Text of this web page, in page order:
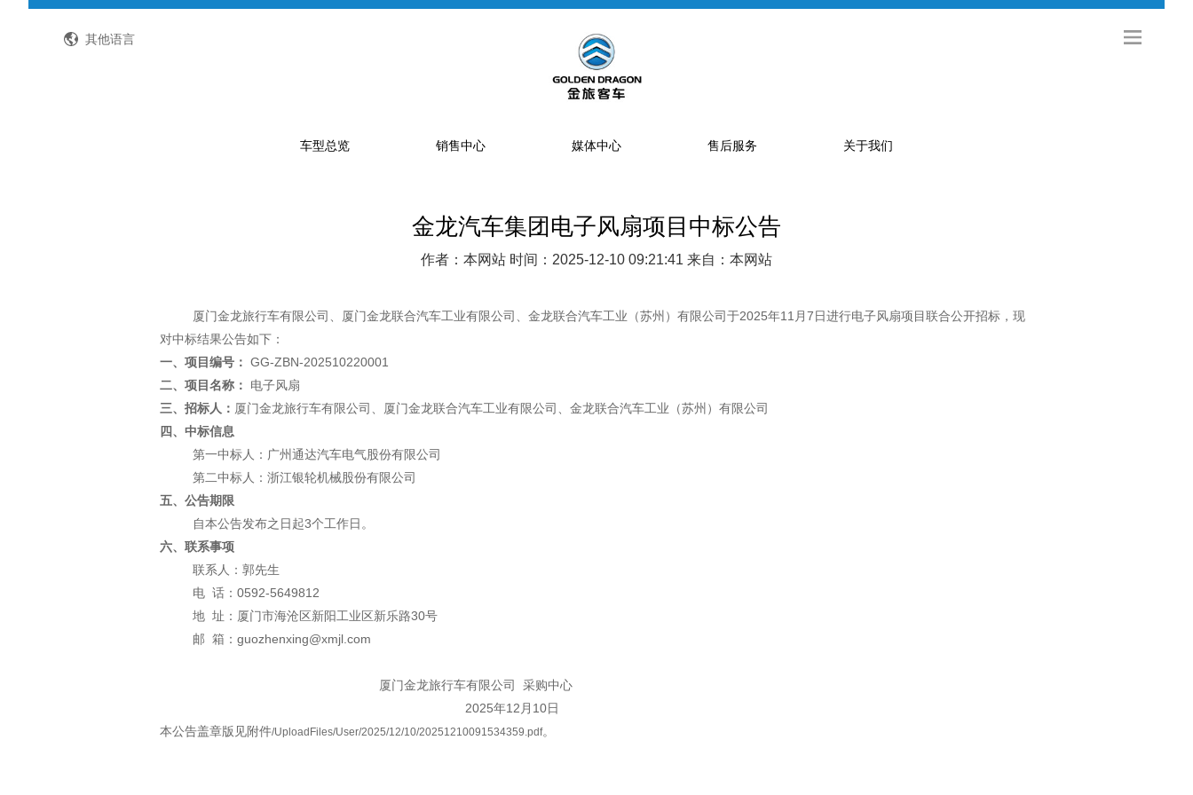
其他语言
车型总览 销售中心 媒体中心 售后服务 关于我们
校车
提车流程
销售网点
大中巴经销商
新闻资讯
精彩视频
售后网点
特约服务站
配件库
感心服务
社会招聘
金龙汽车集团电子风扇项目中标公告
作者：本网站 时间：2025-12-10 09:21:41 来自：本网站
厦门金龙旅行车有限公司、厦门金龙联合汽车工业有限公司、金龙联合汽车工业（苏州）有限公司于2025年11月7日进行电子风扇项目联合公开招标，现
对中标结果公告如下：
一、项目编号： GG-ZBN-202510220001
二、项目名称：
电子风扇
三、招标人： 厦门金龙旅行车有限公司、厦门金龙联合汽车工业有限公司、金龙联合汽车工业（苏州）有限公司
四、中标信息
第一中标人：广州通达汽车电气股份有限公司
第二中标人：浙江银轮机械股份有限公司
五、公告期限
自本公告发布之日起3个工作日。
六、联系事项
联系人：郭先生
电 话：0592-5649812
地 址：厦门市海沧区新阳工业区新乐路30号
邮 箱：guozhenxing@xmjl.com
厦门金龙旅行车有限公司
采购中心
2025年12月10日
本公告盖章版见附件/UploadFiles/User/2025/12/10/20251210091534359.pdf。